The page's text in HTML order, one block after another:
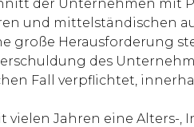
der Unternehmen
und mittelständischen
Herausforderung
des
Fall verpflichtet,
Jahren eine